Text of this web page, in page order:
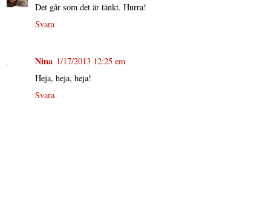
Det går som det är tänkt. Hurra!
Svara
Nina 1/17/2013 12:25 em
Heja, heja, heja!
Svara